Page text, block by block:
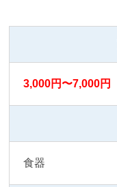
3,000円〜7,000円
食器